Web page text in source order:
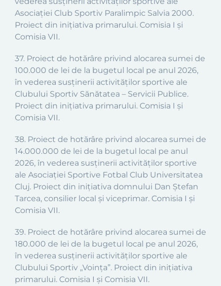
Asociației Club Sportiv Paralimpic Salvia 2000.
Proiect din inițiativa primarului. Comisia I și
Comisia VII.
37. Proiect de hotărâre privind alocarea sumei de
100.000 de lei de la bugetul local pe anul 2026,
în vederea susținerii activităților sportive ale
Clubului Sportiv Sănătatea – Servicii Publice.
Proiect din inițiativa primarului. Comisia I și
Comisia VII.
38. Proiect de hotărâre privind alocarea sumei de
14.000.000 de lei de la bugetul local pe anul
2026, în vederea susținerii activităților sportive
ale Asociației Sportive Fotbal Club Universitatea
Cluj. Proiect din inițiativa domnului Dan Ștefan
Tarcea, consilier local și viceprimar. Comisia I și
Comisia VII.
39. Proiect de hotărâre privind alocarea sumei de
180.000 de lei de la bugetul local pe anul 2026,
în vederea susținerii activităților sportive ale
Clubului Sportiv „Voința”. Proiect din inițiativa
primarului. Comisia I și Comisia VII.